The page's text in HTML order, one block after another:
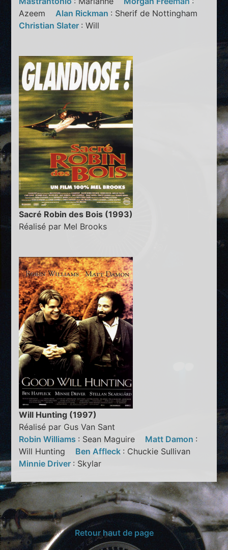
AzeemAlan Rickman : Sherif de Nottingham
Christian Slater : Will
Sacré Robin des Bois (1993)
Réalisé par Mel Brooks
Will Hunting (1997)
Réalisé par Gus Van Sant
Robin Williams : Sean Maguire Matt Damon :
Will Hunting Ben Affleck : Chuckie Sullivan
Minnie Driver : Skylar
Retour haut de page